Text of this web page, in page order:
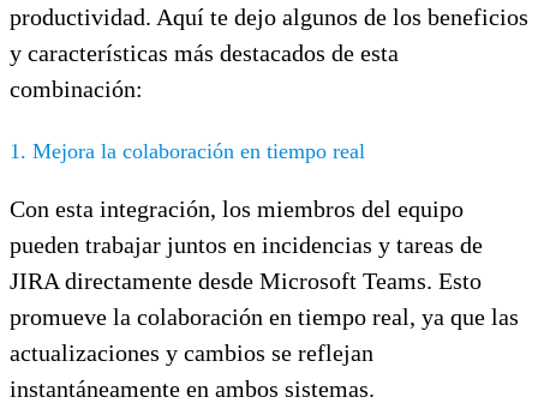
productividad. Aquí te dejo algunos de los beneficios
y características más destacados de esta
combinación:
1. Mejora la colaboración en tiempo real
Con esta integración, los miembros del equipo
pueden trabajar juntos en incidencias y tareas de
JIRA directamente desde Microsoft Teams. Esto
promueve la colaboración en tiempo real, ya que las
actualizaciones y cambios se reflejan
instantáneamente en ambos sistemas.